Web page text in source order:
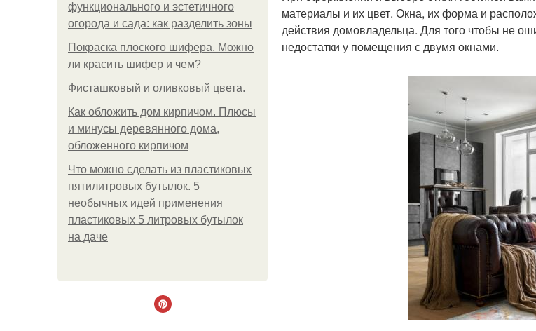
функционального и эстетичного
огорода и сада: как разделить зоны
Покраска плоского шифера. Можно
ли красить шифер и чем?
Фисташковый и оливковый цвета.
Как обложить дом кирпичом. Плюсы
и минусы деревянного дома,
обложенного кирпичом
Что можно сделать из пластиковых
пятилитровых бутылок. 5
необычных идей применения
пластиковых 5 литровых бутылок
на даче
материалы и их цвет. Окна, их форма и
действия домовладельца. Для того чтобы не
недостатки у помещения с двумя окнами.